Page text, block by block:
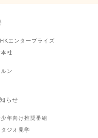
エンタープライズ
本社
ルン
らせ
少年向け推奨番組
タジオ見学